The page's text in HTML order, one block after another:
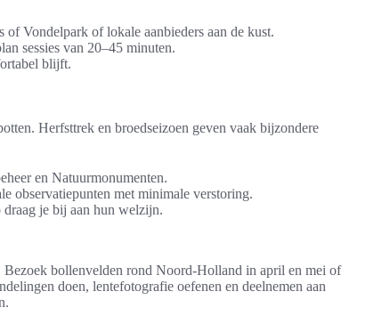
of Vondelpark of lokale aanbieders aan de kust.
sessies van 20–45 minuten.
blijft.
Herfsttrek en broedseizoen geven vaak bijzondere
en Natuurmonumenten.
observatiepunten met minimale verstoring.
je bij aan hun welzijn.
bollenvelden rond Noord-Holland in april en mei of
doen, lentefotografie oefenen en deelnemen aan